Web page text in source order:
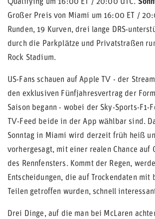
Qualifying um 16:00 ET / 20:00 UTC.
Großer Preis von Miami um 16:00 ET /
Runden, 19 Kurven, drei lange DRS-
durch die Parkplätze und Privatstraßen
Rock Stadium.
US-Fans schauen auf Apple TV - der
den exklusiven Fünfjahresvertrag der
Saison begann - wobei der Sky-Sports-F1-
TV-Feed beide in der App wählbar sind.
Sonntag in Miami wird derzeit früh heiß
vorhergesagt, mit einer realen Chance auf
des Rennfensters. Kommt der Regen,
Entscheidungen, die auf Trockendaten mit
Teilen getroffen wurden, schnell
Drei Dinge, auf die man bei McLaren